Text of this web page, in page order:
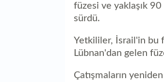
füzesi ve yaklaşık 90
sürdü.
Yetkililer, İsrail'in bu
Lübnan'dan gelen
Çatışmaların